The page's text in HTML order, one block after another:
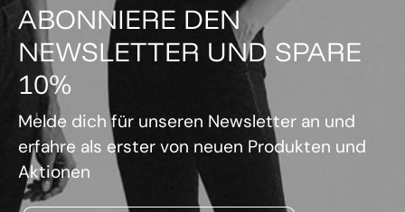
ABONNIERE DEN
NEWSLETTER UND SPARE
10%
Melde dich für unseren Newsletter an und
erfahre als erster von neuen Produkten und
Aktionen